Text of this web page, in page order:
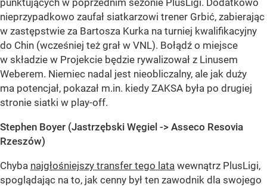
nieprzypadkowo zaufał siatkarzowi trener Grbić, zabierając
w zastępstwie za Bartosza Kurka na turniej kwalifikacyjny
do Chin (wcześniej też grał w VNL). Bołądź o miejsce
w składzie w Projekcie będzie rywalizował z Linusem
Weberem. Niemiec nadal jest nieobliczalny, ale jak duży
ma potencjał, pokazał m.in. kiedy ZAKSA była po drugiej
stronie siatki w play-off.
Stephen Boyer (Jastrzębski Węgiel -> Asseco Resovia
Rzeszów)
Chyba najgłośniejszy transfer tego lata wewnątrz PlusLigi,
spoglądając na to, jak cenny był ten zawodnik dla swojego